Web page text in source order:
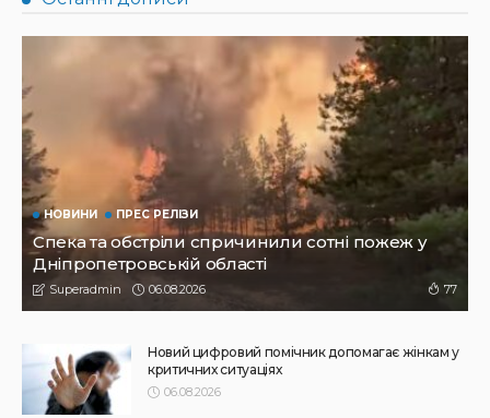
АФІША НОВИНИ
Масштабний книгообмін об’єднає 10 локацій від України
до Японії: як долучитися
Superadmin 31.07.2026 165